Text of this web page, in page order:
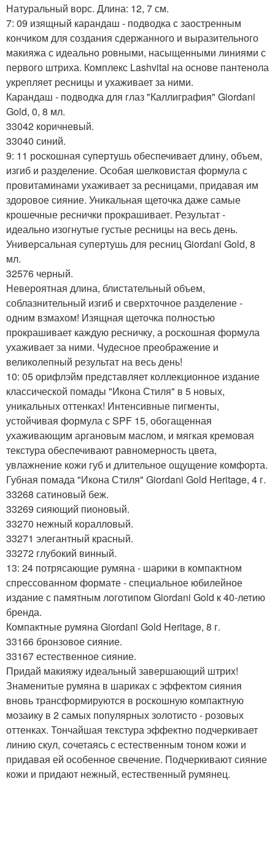
Натуральный ворс. Длина: 12, 7 см.
7: 09 изящный карандаш - подводка с заостренным
кончиком для создания сдержанного и выразительного
макияжа с идеально ровными, насыщенными линиями с
первого штриха. Комплекс Lashvital на основе пантенола
укрепляет ресницы и ухаживает за ними.
Карандаш - подводка для глаз "Каллиграфия" Giordani
Gold, 0, 8 мл.
33042 коричневый.
33040 синий.
9: 11 роскошная супертушь обеспечивает длину, объем,
изгиб и разделение. Особая шелковистая формула с
провитаминами ухаживает за ресницами, придавая им
здоровое сияние. Уникальная щеточка даже самые
крошечные реснички прокрашивает. Результат -
идеально изогнутые густые ресницы на весь день.
Универсальная супертушь для ресниц Giordani Gold, 8
мл.
32576 черный.
Невероятная длина, блистательный объем,
соблазнительный изгиб и сверхточное разделение -
одним взмахом! Изящная щеточка полностью
прокрашивает каждую ресничку, а роскошная формула
ухаживает за ними. Чудесное преображение и
великолепный результат на весь день!
10: 05 орифлэйм представляет коллекционное издание
классической помады "Икона Стиля" в 5 новых,
уникальных оттенках! Интенсивные пигменты,
устойчивая формула с SPF 15, обогащенная
ухаживающим аргановым маслом, и мягкая кремовая
текстура обеспечивают равномерность цвета,
увлажнение кожи губ и длительное ощущение комфорта.
Губная помада "Икона Стиля" Giordani Gold Heritage, 4 г.
33268 сатиновый беж.
33269 сияющий пионовый.
33270 нежный коралловый.
33271 элегантный красный.
33272 глубокий винный.
13: 24 потрясающие румяна - шарики в компактном
спрессованном формате - специальное юбилейное
издание с памятным логотипом Giordani Gold к 40-летию
бренда.
Компактные румяна Giordani Gold Heritage, 8 г.
33166 бронзовое сияние.
33167 естественное сияние.
Придай макияжу идеальный завершающий штрих!
Знаменитые румяна в шариках с эффектом сияния
вновь трансформируются в роскошную компактную
мозаику в 2 самых популярных золотисто - розовых
оттенках. Тончайшая текстура эффектно подчеркивает
линию скул, сочетаясь с естественным тоном кожи и
придавая ей особенное свечение. Подчеркивают сияние
кожи и придают нежный, естественный румянец.